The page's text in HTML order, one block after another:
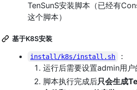
TenSunS安装脚本（已经有
这个脚本）
基于K8S安装
install/k8s/install.sh
：
运行后需要设置admin用户
脚本执行完成后只会生成